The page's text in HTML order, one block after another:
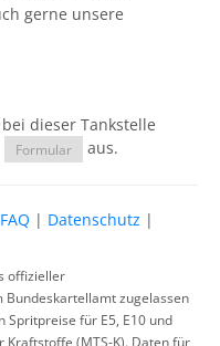
gerne unsere
dieser Tankstelle
Formular aus.
FAQ | Datenschutz |
offizieller
Bundeskartellamt zugelassen
Spritpreise für E5, E10 und
(MTS-K). Daten für